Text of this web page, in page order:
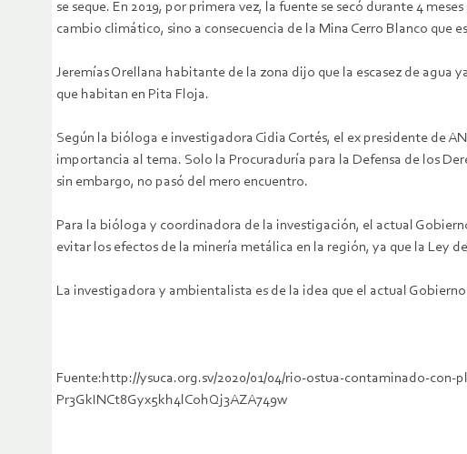
se seque. En 2019, por primera vez, la fuente se secó durante 4
cambio climático, sino a consecuencia de la Mina Cerro Blanco que
Jeremías Orellana habitante de la zona dijo que la escasez de agua
que habitan en Pita Floja.
Según la bióloga e investigadora Cidia Cortés, el ex presidente de
importancia al tema. Solo la Procuraduría para la Defensa de los
sin embargo, no pasó del mero encuentro.
Para la bióloga y coordinadora de la investigación, el actual
evitar los efectos de la minería metálica en la región, ya que la Ley
La investigadora y ambientalista es de la idea que el actual
Fuente:http://ysuca.org.sv/2020/01/04/rio-ostua-contaminado-con-
Pr3GkINCt8Gyx5kh4lCohQj3AZA749w